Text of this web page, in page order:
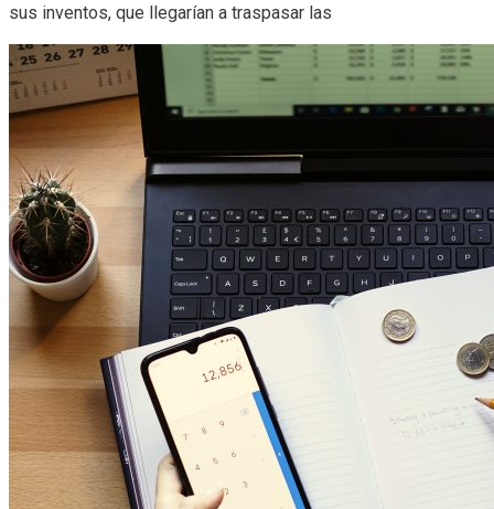
sus inventos, que llegarían a traspasar las